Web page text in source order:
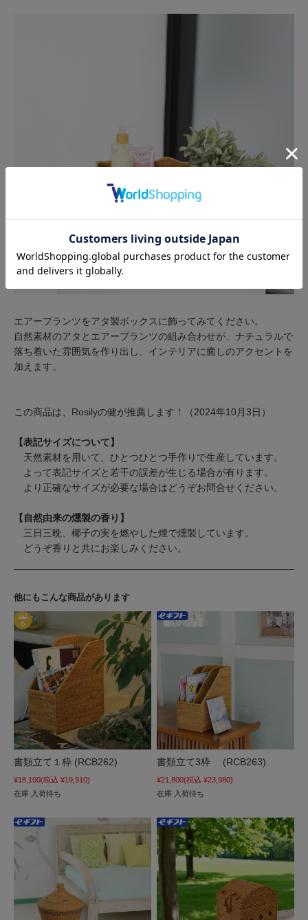
エアープランツをアタ製ボックスに飾ってみてください。
自然素材のアタとエアープランツの組み合わせが、ナチュラルで
落ち着いた雰囲気を作り出し、インテリアに癒しのアクセントを
加えます。
この商品は、Rosilyの健が推薦します！（2024年10月3日）
【表記サイズについて】
天然素材を用いて、ひとつひとつ手作りで生産しています。
よって表記サイズと若干の誤差が生じる場合が有ります。
より正確なサイズが必要な場合はどうぞお問合せください。
【自然由来の燻製の香り】
三日三晩、椰子の実を燃やした煙で燻製しています。
どうぞ香りと共にお楽しみください。
他にもこんな商品があります
書類立て１枠 (RCB262)
¥18,100(税込 ¥19,910)
在庫 入荷待ち
書類立て3枠 (RCB263)
¥21,800(税込 ¥23,980)
在庫 入荷待ち